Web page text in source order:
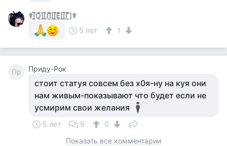
☤[̲̅О̲̅][̲̅Л̲̅][̲̅Е̲̅][̲̅Г̲̅]☤
5 лет
1
Пр Приду-Рок
стоит статуя совсем без х0я-ну на куя они
нам живым-показывают что будет если не
усмирим свои желания
5 лет 9
0
Показать все комментарии